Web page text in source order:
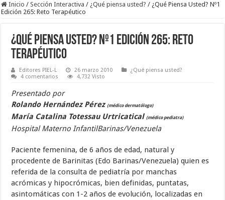
Inicio / Sección Interactiva / ¿Qué piensa usted? / ¿Qué Piensa Usted? Nº1
Edición 265: Reto Terapéutico
¿Qué Piensa Usted? Nº1 Edición 265: Reto
Terapéutico
Editores PIEL-L 26 marzo 2010
¿Qué piensa usted?
4 comentarios
4,732 Visto
Presentado por
Rolando Hernández Pérez(médico dermatólogo)
María Catalina Totessau Urtricatical(médico pediatra)
Hospital Materno InfantilBarinas/Venezuela
Paciente femenina, de 6 años de edad, natural y
procedente de Barinitas (Edo Barinas/Venezuela) quien es
referida de la consulta de pediatría por manchas
acrómicas y hipocrómicas, bien definidas, puntatas,
asintomáticas con 1-2 años de evolución, localizadas en